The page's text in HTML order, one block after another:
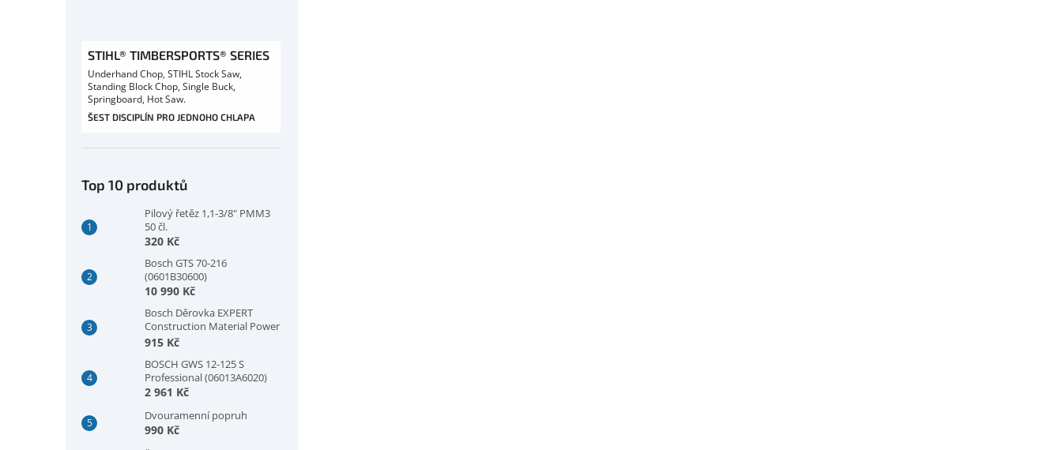
STIHL® TIMBERSPORTS® SERIES
Underhand Chop, STIHL Stock Saw,
Standing Block Chop, Single Buck,
Springboard, Hot Saw.
ŠEST DISCIPLÍN PRO JEDNOHO CHLAPA
Top 10 produktů
Pilový řetěz 1,1-3/8" PMM3
50 čl.
320 Kč
Bosch GTS 70-216
(0601B30600)
10 990 Kč
Bosch Děrovka EXPERT
Construction Material Power
Change Plus, 73 × 60 mm
915 Kč
BOSCH GWS 12-125 S
Professional (06013A6020)
2 961 Kč
Dvouramenní popruh
990 Kč